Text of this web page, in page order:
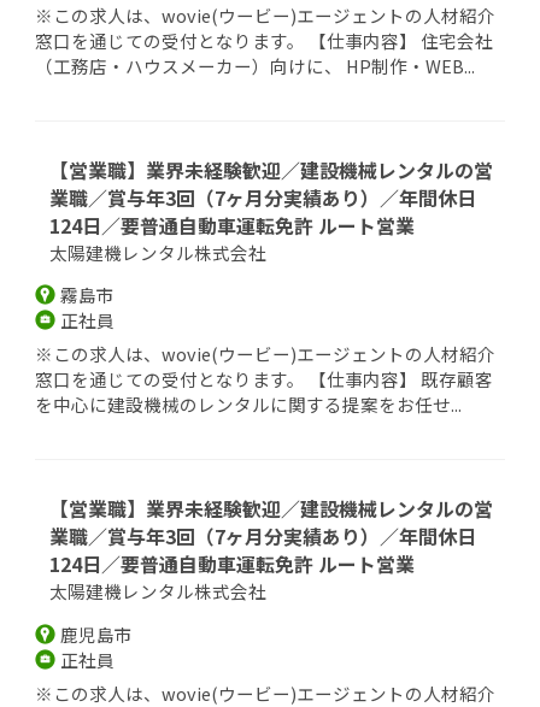
※この求人は、wovie(ウービー)エージェントの人材紹介
窓口を通じての受付となります。 【仕事内容】 住宅会社
（工務店・ハウスメーカー）向けに、 HP制作・WEB...
【営業職】業界未経験歓迎／建設機械レンタルの営
業職／賞与年3回（7ヶ月分実績あり）／年間休日
124日／要普通自動車運転免許 ルート営業
太陽建機レンタル株式会社
霧島市
正社員
※この求人は、wovie(ウービー)エージェントの人材紹介
窓口を通じての受付となります。 【仕事内容】 既存顧客
を中心に建設機械のレンタルに関する提案をお任せ...
【営業職】業界未経験歓迎／建設機械レンタルの営
業職／賞与年3回（7ヶ月分実績あり）／年間休日
124日／要普通自動車運転免許 ルート営業
太陽建機レンタル株式会社
鹿児島市
正社員
※この求人は、wovie(ウービー)エージェントの人材紹介